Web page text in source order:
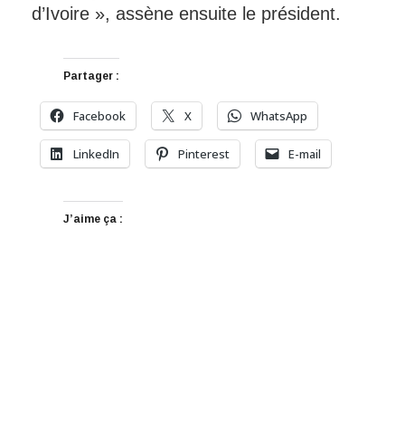
d’Ivoire », assène ensuite le président.
Partager :
Facebook X WhatsApp
LinkedIn Pinterest E-mail
J’aime ça :